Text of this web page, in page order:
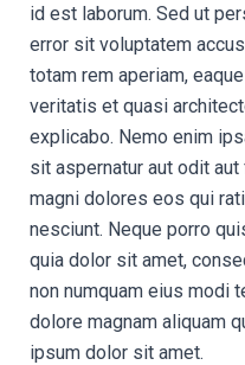
id est laborum. Sed ut
error sit voluptatem
totam rem aperiam,
veritatis et quasi
explicabo. Nemo enim
sit aspernatur aut odit
magni dolores eos qui
nesciunt. Neque porro
quia dolor sit amet,
non numquam eius modi
dolore magnam aliquam
ipsum dolor sit amet.